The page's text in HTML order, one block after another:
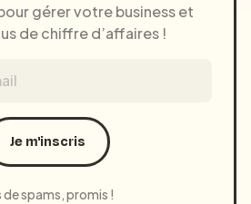
gérer votre business et
de chiffre d’affaires !
Je m'inscris
de spams, promis !